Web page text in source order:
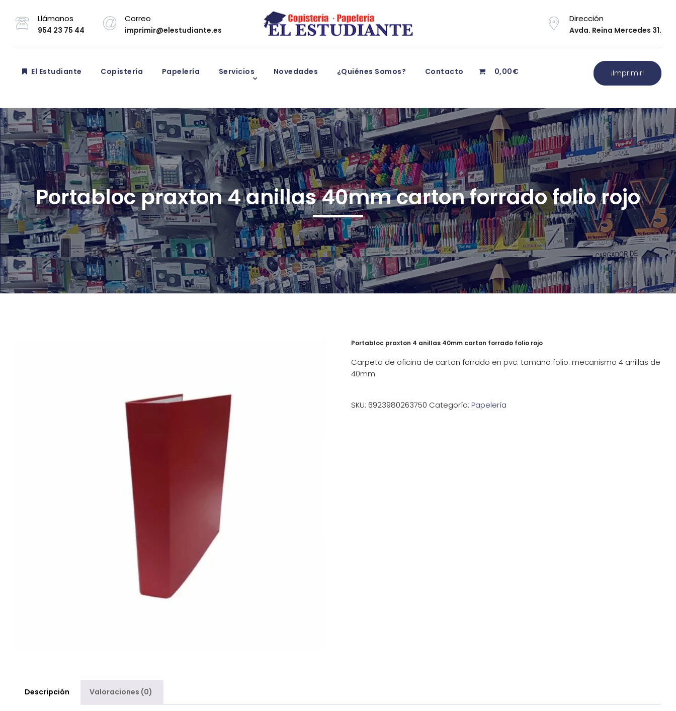
Llámanos
954 23 75 44
Correo
imprimir@elestudiante.es
Dirección
Avda. Reina Mercedes 31.
El Estudiante Copistería Papelería Servicios Novedades ¿Quiénes Somos? Contacto 0,00€ ¡Imprimir!
Portabloc praxton 4 anillas 40mm carton forrado folio rojo
Portabloc praxton 4 anillas 40mm carton forrado folio rojo
Carpeta de oficina de carton forrado en pvc. tamaño folio. mecanismo 4 anillas de
40mm
SKU: 6923980263750 Categoría: Papelería
Descripción Valoraciones (0)